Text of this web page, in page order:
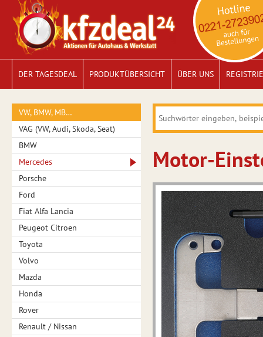
DER TAGESDEAL PRODUKTÜBERSICHT ÜBER UNS
VW, BMW, MB…
VAG (VW, Audi, Skoda, Seat)
BMW
Mercedes
Porsche
Ford
Fiat Alfa Lancia
Peugeot Citroen
Toyota
Volvo
Mazda
Honda
Rover
Renault / Nissan
Motor-